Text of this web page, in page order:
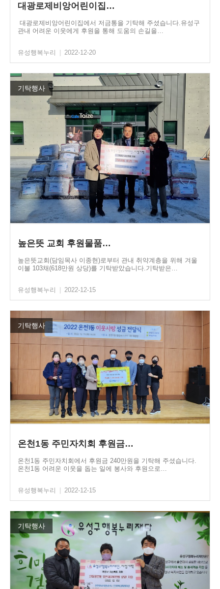
대광로제비앙어린이집…
대광로제비앙어린이집에서 저금통을 기탁해 주셨습니다.유성구
관내 어려운 이웃에게 후원을 통해 도움의 손길을…
유성행복누리 2022-12-20
기탁행사
높은뜻 교회 후원물품…
높은뜻교회(담임목사 이종현)로부터 관내 취약계층을 위해 겨울
이불 103채(618만원 상당)를 기탁받았습니다.기탁받은…
유성행복누리 2022-12-15
기탁행사
온천1동 주민자치회 후원금…
온천1동 주민자치회에서 후원금 240만원을 기탁해 주셨습니다.
온천1동 어려운 이웃을 돕는 일에 봉사와 후원으로…
유성행복누리 2022-12-15
기탁행사